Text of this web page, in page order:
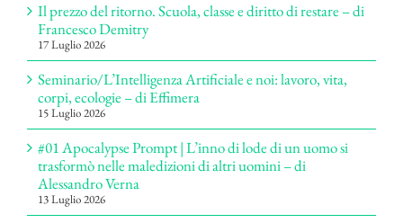
Il prezzo del ritorno. Scuola, classe e diritto di restare – di
Francesco Demitry
17 Luglio 2026
Seminario/L’Intelligenza Artificiale e noi: lavoro, vita,
corpi, ecologie – di Effimera
15 Luglio 2026
#01 Apocalypse Prompt | L’inno di lode di un uomo si
trasformò nelle maledizioni di altri uomini – di
Alessandro Verna
13 Luglio 2026